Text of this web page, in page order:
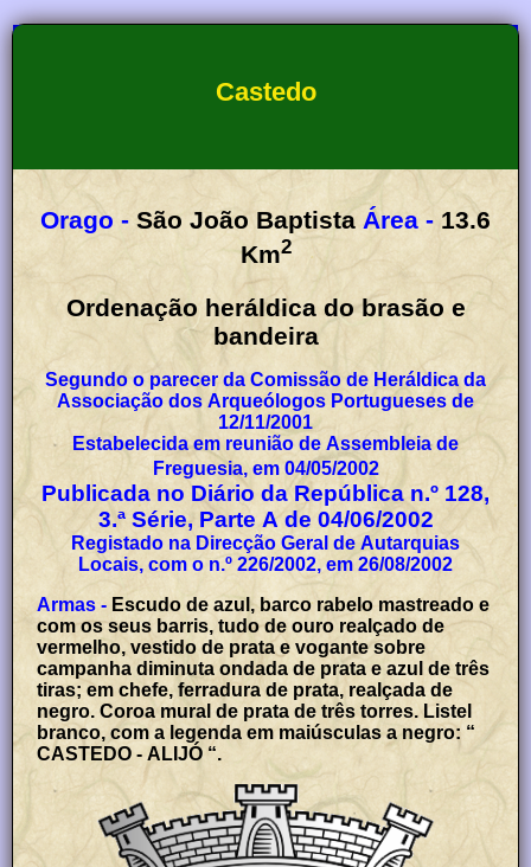
Castedo
Orago - São João Baptista Área - 13.6
Km2
Ordenação heráldica do brasão e
bandeira
Segundo o parecer da Comissão de Heráldica da
Associação dos Arqueólogos Portugueses de
12/11/2001
Estabelecida em reunião de Assembleia de
Freguesia, em 04/05/2002
Publicada no Diário da República n.º 128,
3.ª Série, Parte A de 04/06/2002
Registado na Direcção Geral de Autarquias
Locais, com o n.º 226/2002, em 26/08/2002
Armas - Escudo de azul, barco rabelo mastreado e
com os seus barris, tudo de ouro realçado de
vermelho, vestido de prata e vogante sobre
campanha diminuta ondada de prata e azul de três
tiras; em chefe, ferradura de prata, realçada de
negro. Coroa mural de prata de três torres. Listel
branco, com a legenda em maiúsculas a negro: “
CASTEDO - ALIJÓ “.